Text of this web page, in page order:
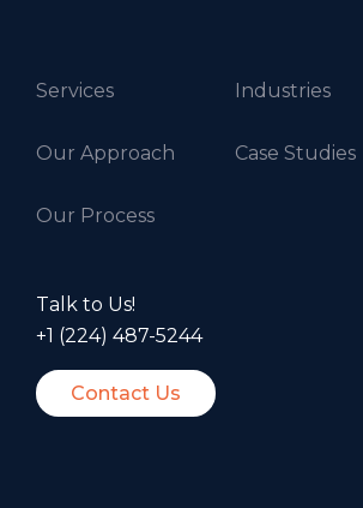
Services
Our Approach
Our Process
Industries
Case Studies
Talk to Us!
+1 (224) 487-5244
Contact Us